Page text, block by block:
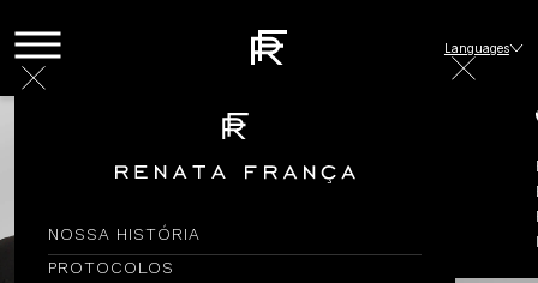
NOSSA HISTÓRIA
PROTOCOLOS
Languages